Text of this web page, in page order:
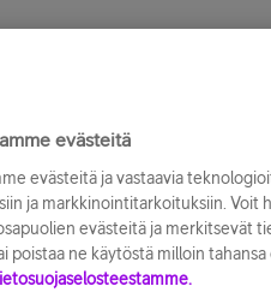
evästeitä
evästeitä ja vastaavia
ja markkinointitarkoituksiin. Voit
evästeitä ja merkitsevät
poistaa ne käytöstä milloin